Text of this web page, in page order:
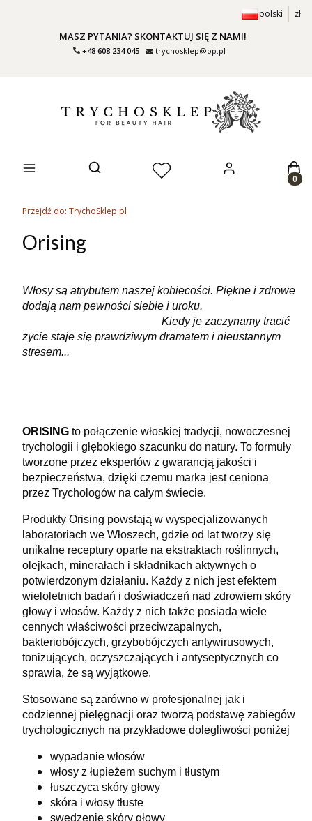
polski zł
MASZ PYTANIA? SKONTAKTUJ SIĘ Z NAMI!
+48 608 234 045 trychosklep@op.pl
Otwórz wyszukiwarkę
Przejdź do: TrychoSklep.pl
Orising
Włosy są atrybutem naszej kobiecości. Piękne i zdrowe
dodają nam pewności siebie i uroku.
Kiedy je zaczynamy tracić
życie staje się prawdziwym dramatem i nieustannym
stresem...
ORISING to połączenie włoskiej tradycji, nowoczesnej
trychologii i głębokiego szacunku do natury. To formuły
tworzone przez ekspertów z gwarancją jakości i
bezpieczeństwa, dzięki czemu marka jest ceniona
przez Trychologów na całym świecie.
Produkty Orising powstają w wyspecjalizowanych
laboratoriach we Włoszech, gdzie od lat tworzy się
unikalne receptury oparte na ekstraktach roślinnych,
olejkach, minerałach i składnikach aktywnych o
potwierdzonym działaniu. Każdy z nich jest efektem
wieloletnich badań i doświadczeń nad zdrowiem skóry
głowy i włosów. Każdy z nich także posiada wiele
cennych właściwości przeciwzapalnych,
bakteriobójczych, grzybobójczych antywirusowych,
tonizujących, oczyszczających i antyseptycznych co
sprawia, że są wyjątkowe.
Stosowane są zarówno w profesjonalnej jak i
codziennej pielęgnacji oraz tworzą podstawę zabiegów
trychologicznych na przykładowe dolegliwości poniżej
wypadanie włosów
włosy z łupieżem suchym i tłustym
łuszczyca skóry głowy
skóra i włosy tłuste
swędzenie skóry głowy